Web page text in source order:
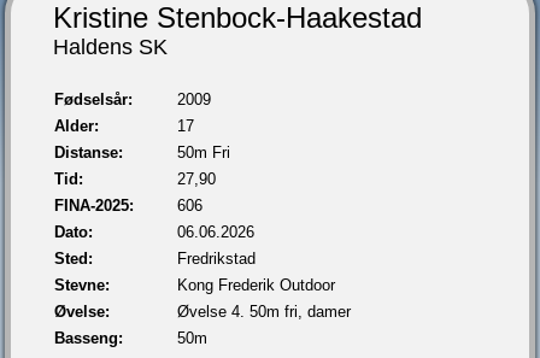
Kristine Stenbock-Haakestad
Haldens SK
Fødselsår:
2009
Alder:
17
Distanse:
50m Fri
Tid:
27,90
FINA-2025:
606
Dato:
06.06.2026
Sted:
Fredrikstad
Stevne:
Kong Frederik Outdoor
Øvelse:
Øvelse 4. 50m fri, damer
Basseng:
50m